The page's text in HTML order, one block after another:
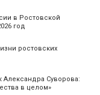
в Ростовской
год
ростовских
Александра Суворова:
в целом»